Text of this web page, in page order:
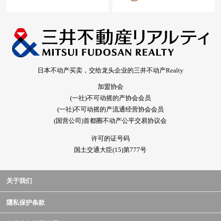
日本不动产买卖，交给龙头企业的三井不动产Realty
加盟协会
(一社)不可动摇的产协会会员
(一社)不可动摇的产流通经营协会会员
(国营公司)首都圈不动产公平交易协议会
许可的证号码
国土交通大臣(15)第777号
关于我们
隱私保护条款